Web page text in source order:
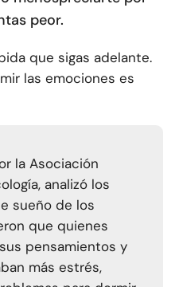
peor.
que sigas adelante.
las emociones es
la Asociación
analizó los
sueño de los
que quienes
pensamientos y
más estrés,